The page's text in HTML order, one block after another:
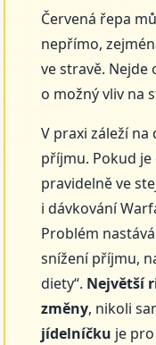
Červená řepa
nepřímo,
ve stravě.
o možný vliv na
V praxi záleží
příjmu. Pokud
pravidelně ve
i dávkování
Problém
snížení příjmu,
diety“. Největší
změny, nikoli
jídelníčku je